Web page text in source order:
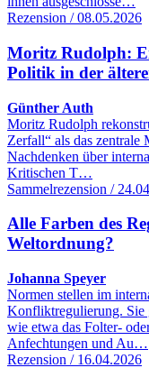
Rezension / 08.05.2026
Moritz Rudolph:
Politik in der
Günther Auth
Moritz Rudolph
Zerfall“ als das
Nachdenken über
Kritischen T…
Sammelrezension /
Alle Farben des
Weltordnung?
Johanna Speyer
Normen stellen im
Konfliktregulierung. Sie
wie etwa das Folter-
Anfechtungen und Au…
Rezension / 16.04.2026